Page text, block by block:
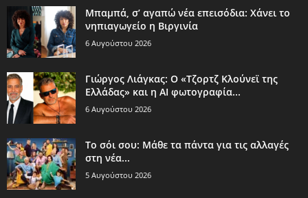
Μπαμπά, σ’ αγαπώ νέα επεισόδια: Χάνει το
νηπιαγωγείο η Βιργινία
6 Αυγούστου 2026
Γιώργος Λιάγκας: Ο «Τζορτζ Κλούνεϊ της
Ελλάδας» και η AI φωτογραφία...
6 Αυγούστου 2026
Το σόι σου: Μάθε τα πάντα για τις αλλαγές
στη νέα...
5 Αυγούστου 2026